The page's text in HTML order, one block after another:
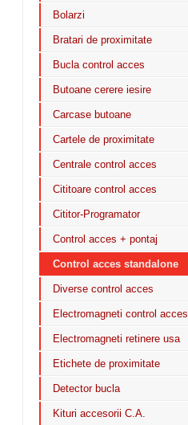
Bolarzi
Bratari de proximitate
Bucla control acces
Butoane cerere iesire
Carcase butoane
Cartele de proximitate
Centrale control acces
Cititoare control acces
Cititor-Programator
Control acces + pontaj
Control acces standalone
Diverse control acces
Electromagneti control acces
Electromagneti retinere usa
Etichete de proximitate
Detector bucla
Kituri accesorii C.A.